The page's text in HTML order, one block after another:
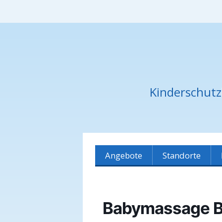
Angebote
Babymassage
Standorte
Berliner Viertel
Babymassage